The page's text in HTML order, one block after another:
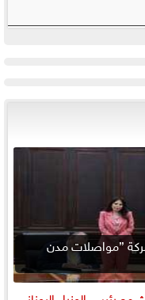
”مواصلات مدن